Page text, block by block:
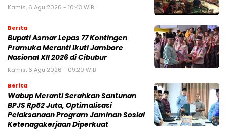
Kamis, 6 Agu 2026 - 10:43 WIB
Berita
Bupati Asmar Lepas 77 Kontingen
Pramuka Meranti Ikuti Jambore
Nasional XII 2026 di Cibubur
Kamis, 6 Agu 2026 - 09:20 WIB
Berita
Wabup Meranti Serahkan Santunan
BPJS Rp52 Juta, Optimalisasi
Pelaksanaan Program Jaminan Sosial
Ketenagakerjaan Diperkuat